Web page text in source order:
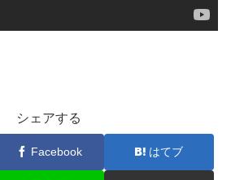
シェアする
Facebook はてブ